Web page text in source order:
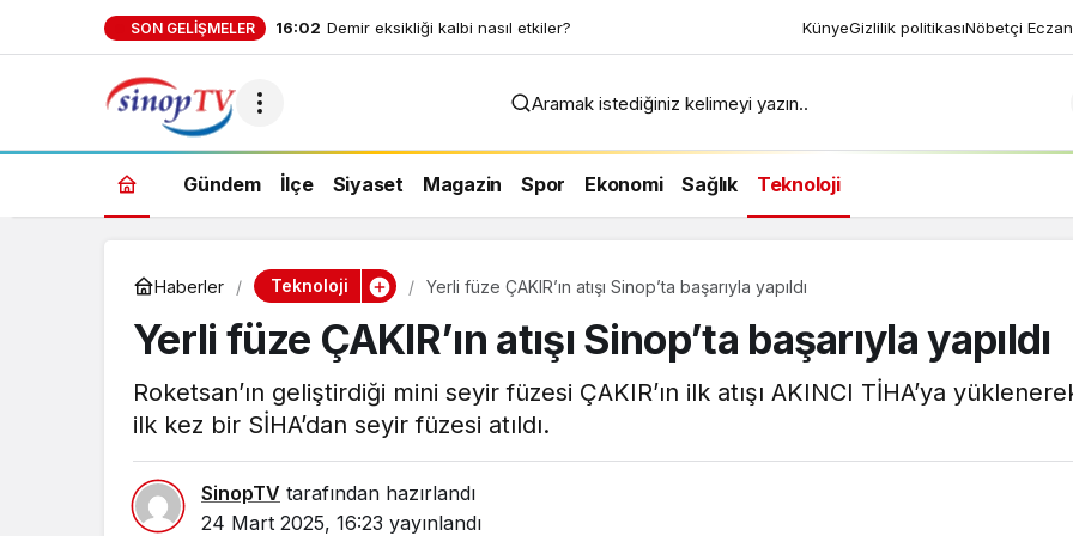
SON GELIŞMELER 16:02 Gece uyanmalarına son: Askeri uyku tekniği ile 2 KünyeGizlilik politikasıNöbetçi
Aramak istediğiniz kelimeyi yazın..
Gündem İlçe Siyaset Magazin Spor Ekonomi Sağlık Teknoloji
Haberler Teknoloji Yerli füze ÇAKIR’ın atışı Sinop’ta başarıyla yapıldı
Yerli füze ÇAKIR’ın atışı Sinop’ta başarıyla yapıldı
Roketsan’ın geliştirdiği mini seyir füzesi ÇAKIR’ın ilk atışı AKINCI TİHA’ya
ilk kez bir SİHA’dan seyir füzesi atıldı.
SinopTV tarafından hazırlandı
24 Mart 2025, 16:23 yayınlandı